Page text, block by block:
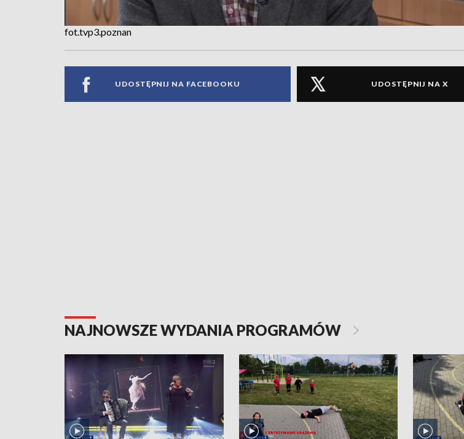
fot.tvp3.poznan
UDOSTĘPNIJ NA FACEBOOKU UDOSTĘPNIJ NA X
NAJNOWSZE WYDANIA PROGRAMÓW